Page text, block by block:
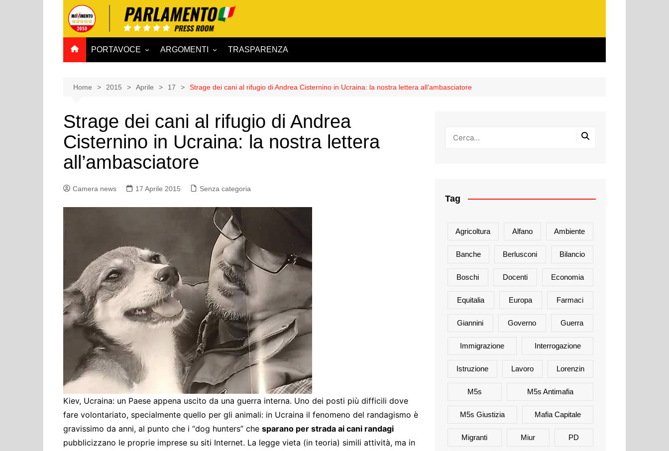
PORTAVOCE
SENATO
ARGOMENTI
Affari esteri
Agricoltura e agroalimentare
Ambiente e Territorio
Attività produttive
Bilancio
Rai
Cultura ed Istruzione
Eventi
Finanze e tesoro
Giustizia
Lavori pubblici e Trasporti
Lavoro
Politiche europee
Rifiuti
TRASPARENZA
Home 2015 Aprile 17 Strage dei cani al rifugio di Andrea Cisternino in Ucraina: la nostra lettera all’ambasciatore
Strage dei cani al rifugio di Andrea
Cisternino in Ucraina: la nostra lettera
all’ambasciatore
Camera news 17 Aprile 2015 Senza categoria
Kiev, Ucraina: un Paese appena uscito da una guerra interna. Uno dei posti più difficili dove
fare volontariato, specialmente quello per gli animali: in Ucraina il fenomeno del randagismo è
gravissimo da anni, al punto che i “dog hunters” che sparano per strada ai cani randagi
pubblicizzano le proprie imprese su siti Internet. La legge vieta (in teoria) simili attività, ma in
Tag
Agricoltura Alfano Ambiente
Banche Berlusconi Bilancio
Boschi Docenti Economia
Equitalia Europa Farmaci
Giannini Governo Guerra
Immigrazione Interrogazione
Istruzione Lavoro Lorenzin
M5s M5s Antimafia
M5s Giustizia Mafia Capitale
Migranti Miur PD